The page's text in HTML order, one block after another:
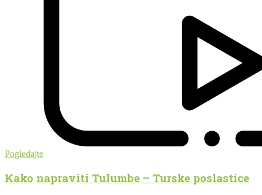
Pogledajte
Kako napraviti Tulumbe – Turske poslastice